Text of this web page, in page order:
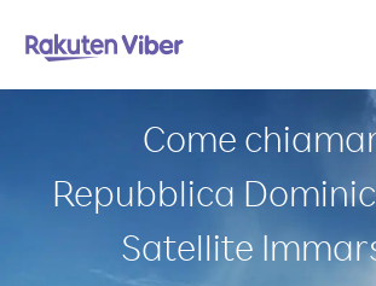
Come
Repubblica
Satellite